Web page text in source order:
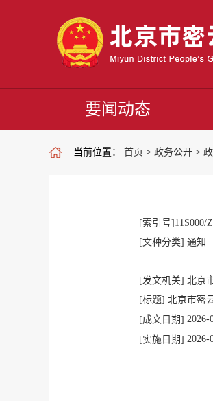
要闻动态
当前位置： 首页 > 政务公开 >
[索引号] 11S000/
[文种分类] 通知
[发文机关] 北京
[标题] 北京市密
[成文日期] 2026-
[实施日期] 2026-